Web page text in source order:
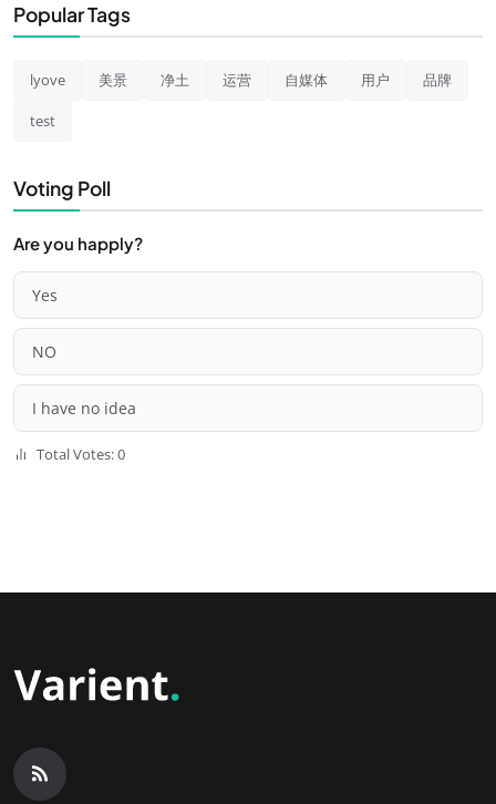
Popular Tags
lyove 美景 净土 运营 自媒体 用户 品牌
test
Voting Poll
Are you happly?
Yes
NO
I have no idea
Total Votes: 0